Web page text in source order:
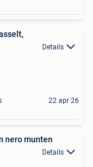
Details
22 apr 26
nero munten
Details